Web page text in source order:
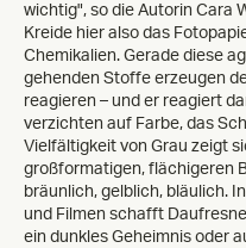
wichtig", so die Autorin Cara
Kreide hier also das
Chemikalien. Gerade diese
gehenden Stoffe erzeugen
reagieren – und er reagiert
verzichten auf Farbe, das
Vielfältigkeit von Grau zeigt
großformatigen, flächigeren
bräunlich, gelblich, bläulich.
und Filmen schafft
ein dunkles Geheimnis oder